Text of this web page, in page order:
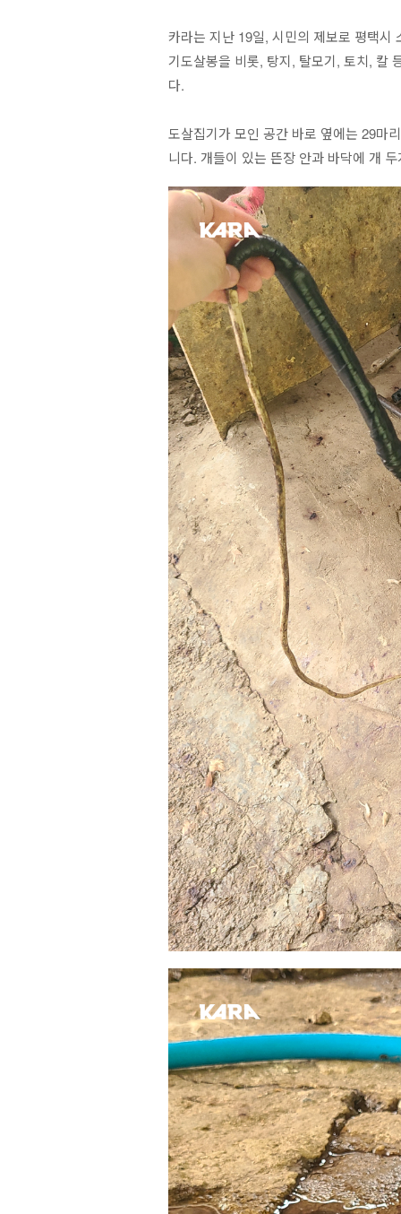
카라는 지난 19일, 시민의 제보로 평택시
기도살봉을 비롯, 탕지, 탈모기, 토치, 칼
다.
도살집기가 모인 공간 바로 옆에는 29마
니다. 개들이 있는 뜬장 안과 바닥에 개